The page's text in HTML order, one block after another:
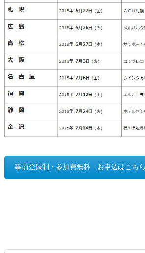
事前登録制・参加費無料 お申込はこちら